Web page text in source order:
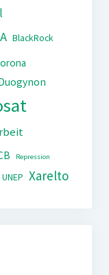
BlackRock
Repression
UNEP Xarelto